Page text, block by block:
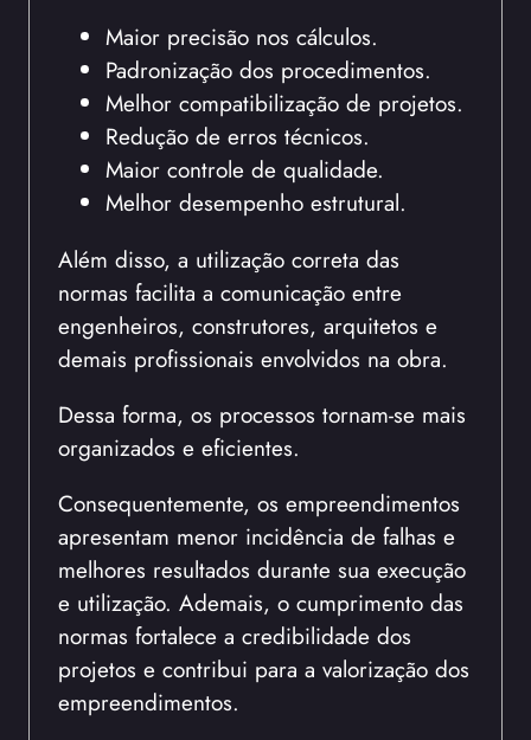
Maior precisão nos cálculos.
Padronização dos procedimentos.
Melhor compatibilização de projetos.
Redução de erros técnicos.
Maior controle de qualidade.
Melhor desempenho estrutural.
Além disso, a utilização correta das
normas facilita a comunicação entre
engenheiros, construtores, arquitetos e
demais profissionais envolvidos na obra.
Dessa forma, os processos tornam-se mais
organizados e eficientes.
Consequentemente, os empreendimentos
apresentam menor incidência de falhas e
melhores resultados durante sua execução
e utilização. Ademais, o cumprimento das
normas fortalece a credibilidade dos
projetos e contribui para a valorização dos
empreendimentos.